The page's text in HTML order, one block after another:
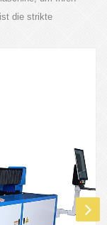
die strikte